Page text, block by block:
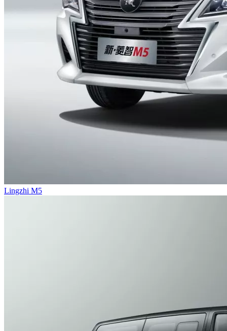
Lingzhi M5